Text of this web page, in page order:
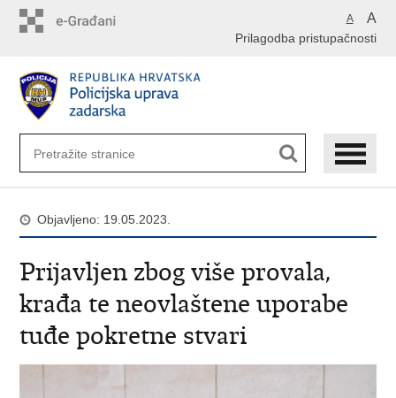
A A
Prilagodba pristupačnosti
Objavljeno: 19.05.2023.
Prijavljen zbog više provala,
krađa te neovlaštene uporabe
tuđe pokretne stvari